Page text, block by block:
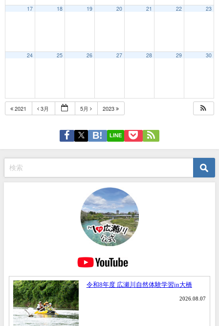
17 18 19 20 21 22 23
24 25 26 27 28 29 30
2021 3月 5月 2023
LINE